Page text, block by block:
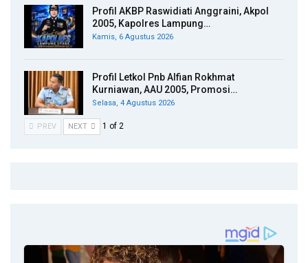
Profil AKBP Raswidiati Anggraini, Akpol
2005, Kapolres Lampung…
Kamis, 6 Agustus 2026
Profil Letkol Pnb Alfian Rokhmat
Kurniawan, AAU 2005, Promosi…
Selasa, 4 Agustus 2026
PREV NEXT 1 of 2